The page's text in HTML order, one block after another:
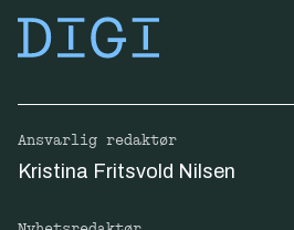
Ansvarlig redaktør
Kristina Fritsvold Nilsen